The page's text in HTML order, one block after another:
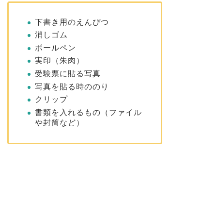
下書き用のえんぴつ
消しゴム
ボールペン
実印（朱肉）
受験票に貼る写真
写真を貼る時ののり
クリップ
書類を入れるもの（ファイル
や封筒など）